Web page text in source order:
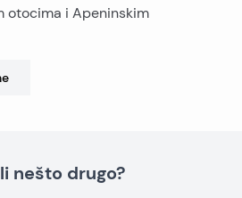
otocima i Apeninskim
nešto drugo?